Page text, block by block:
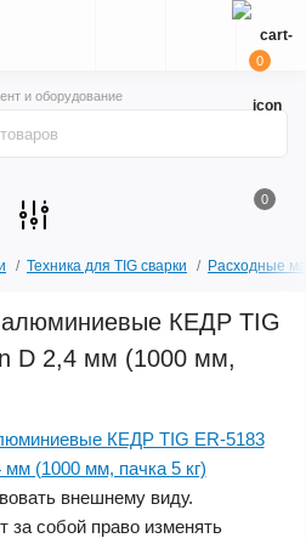
и оборудование
0
0
Техника для TIG сварки Расходные
алюминиевые КЕДР TIG
D 2,4 мм (1000 мм,
внешнему виду.
за собой право изменять